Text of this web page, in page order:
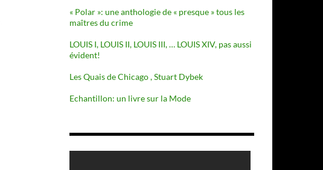
« Polar »: une anthologie de « presque » tous les
maîtres du crime
LOUIS I, LOUIS II, LOUIS III, … LOUIS XIV, pas aussi
évident!
Les Quais de Chicago , Stuart Dybek
Echantillon: un livre sur la Mode